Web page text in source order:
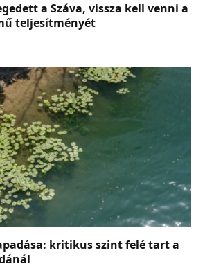
a Száva, vissza kell venni a
teljesítményét
kritikus szint felé tart a